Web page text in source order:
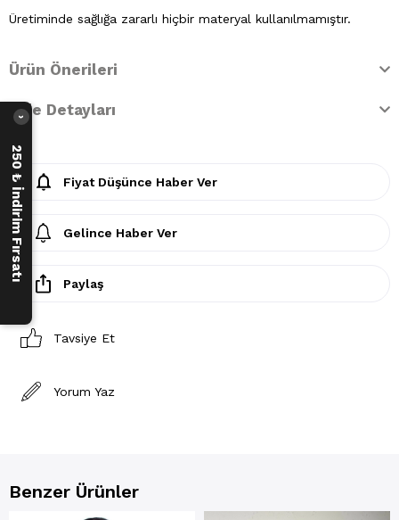
Üretiminde sağlığa zararlı hiçbir materyal kullanılmamıştır.
Ürün Önerileri
İade Detayları
Fiyat Düşünce Haber Ver
Gelince Haber Ver
Paylaş
Tavsiye Et
Yorum Yaz
Benzer Ürünler
250 ₺ İndirim Fırsatı
›